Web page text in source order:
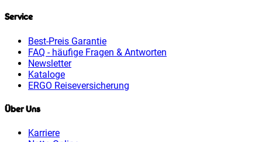
Service
Best-Preis Garantie
FAQ - häufige Fragen & Antworten
Newsletter
Kataloge
ERGO Reiseversicherung
Über Uns
Karriere